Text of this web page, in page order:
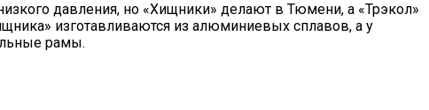
давления, но «Хищники» делают в Тюмени, а «Трэкол»
изготавливаются из алюминиевых сплавов, а у
рамы.